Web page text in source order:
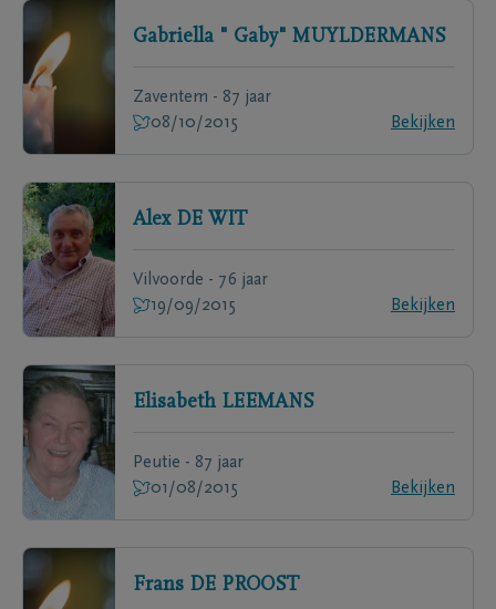
Gabriella " Gaby" MUYLDERMANS
Zaventem - 87 jaar
08/10/2015
Bekijken
Alex DE WIT
Vilvoorde - 76 jaar
19/09/2015
Bekijken
Elisabeth LEEMANS
Peutie - 87 jaar
01/08/2015
Bekijken
Frans DE PROOST